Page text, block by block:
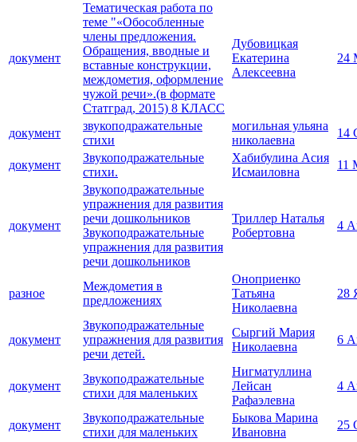
документ
Тематическая работа по
теме "«Обособленные
члены предложения.
Обращения, вводные и
вставные конструкции,
междометия, оформление
чужой речи».(в формате
Статград, 2015) 8 КЛАСС
Дубовицкая
Екатерина
Алексеевна
24
документ
звукоподражательные
стихи
могильная ульяна
николаевна
14
документ
Звукоподражательные
стихи.
Хабибулина Асия
Исмаиловна
11
документ
Звукоподражательные
упражнения для развития
речи дошкольников
Звукоподражательные
упражнения для развития
речи дошкольников
Триллер Наталья
Робертовна
4
разное
Междометия в
предложениях
Оноприенко
Татьяна
Николаевна
28
документ
Звукоподражательные
упражнения для развития
речи детей.
Сыргий Мария
Николаевна
6
документ
Звукоподражательные
стихи для маленьких
Нигматуллина
Лейсан
Рафаэлевна
4
документ
Звукоподражательные
стихи для маленьких
Быкова Марина
Ивановна
25